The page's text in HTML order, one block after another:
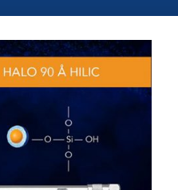
Add
to
wishlist